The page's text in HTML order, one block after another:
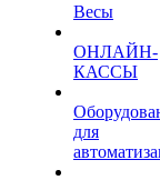
Весы
ОНЛАЙН-
КАССЫ
для